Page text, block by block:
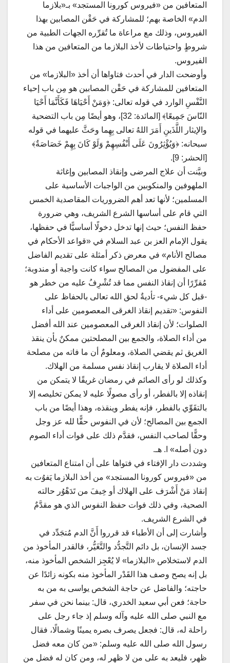
المتعافين من «فيروس كورونا المستجد» بـ«بلازما
الدم» الخاصة بهم؛ للمشاركة في حَقْن المصابين بهذا
الفيروس، وذلك مع مراعاة ما تُقرِّره الجهات الطبية من
شروطٍ واحتياطات لأخذ البلازما من المتعافين من هذا
الفيروس.
وأوضحت الدار في أحدث فتاواها أن أخذ «البلازما» من
المتعافين للمشاركة في حَقْن المصابين هو مِن باب إحياء
النَّفْسِ الوارد في قوله تعالى: ﴿وَمَنْ أَحْيَاهَا فَكَأَنَّمَا أَحْيَا
النّاسَ جَمِيعًا﴾ [المائدة: 32]، وهو أيضًا مِن باب التضحية
والإيثار اللَّذَينِ أَمَرَ اللهُ تعالى بِهِما وحَثَّ عليهما في قوله
سبحانه: ﴿وَيُؤْثِرُونَ عَلَى أَنْفُسِهِمْ وَلَوْ كَانَ بِهِمْ خَصَاصَةٌ﴾
[الحشر: 9].
وبيَّنت أن علاج المرضى وإنقاذ المصابين وإغاثة
الملهوفين والمنكوبين من الواجبات الأساسية على
المسلمين؛ لأنها تعد أهم الضروريات المقاصدية الخمس
التي قام على أساسها الشرع الشريف، وهي ضرورة
حفظ النفس؛ حيث إنها تدخل دخولًا أساسيًّا في حفظها،
يقول الإمام العز بن عبد السلام في «قواعد الأحكام في
مصالح الأنام» في معرض ذكر أمثلة على تقديم الفاضل
على المفضول من المصالح سواء كانت واجبة أو مندوبة؛
مُقرِّرًا أن إنقاذ النفس مما قد تُشْرِفُ عليه من خطر هو
-قبل كل شيء- تأديةٌ لحق الله تعالى بالحفاظ على
النفوس: «تقديم إنقاذ الغرقى المعصومين على أداء
الصلوات؛ لأن إنقاذ الغرقى المعصومين عند الله أفضل
من أداء الصلاة، والجمع بين المصلحتين ممكنٌ بأن ينقذ
الغريق ثم يقضي الصلاة، ومعلومٌ أن ما فاته من مصلحة
أداء الصلاة لا يقارب إنقاذ نفس مسلمة من الهلاك.
وكذلك لو رأى الصائم في رمضان غريقًا لا يتمكن من
إنقاذه إلا بالفطر، أو رأى مصولًا عليه لا يمكن تخليصه إلا
بالتقَوِّي بالفطر، فإنه يفطر وينقذه، وهذا أيضًا من باب
الجمع بين المصالح؛ لأن في النفوس حقًّا لله عز وجل
وحقًّا لصاحب النفس، فقدَّم ذلك على فوات أداء الصوم
دون أصله» ا. هـ.
وشددت دار الإفتاء في فتواها على أن امتناع المتعافين
من «فيروس كورونا المستجد» من أخذ البلازما يَفوُت به
إنقاذ مَنْ أَشْرَف على الهلاك أو خِيفَ من تَدَهْوُر حالته
الصحية، وفي ذلك فوات حفظ النفوس الذي هو مقدَّمٌ
في الشرع الشريف.
وأشارت إلى أن الأطباء قد قرروا أَنَّ الدم مُتجَدِّد في
جسد الإنسان، بل دائم التَّجدُّد والتَّغَيُّر، فالقدر المأخوذ من
الدم لاستخلاص «البلازما» لا يُعْجِز الشخص المأخوذ منه،
بل إنه يصح وصف هذا القَدْر المأخوذ منه بكونه زائدًا عن
حاجته؛ والفاضل عن حاجة الشخص يواسى به من به
حاجة؛ فعن أبي سعيد الخدري، قال: بينما نحن في سفر
مع النبي صلى الله عليه وآله وسلم إذ جاء رجل على
راحلة له، قال: فجعل يصرف بصره يمينًا وشمالًا، فقال
رسول الله صلى الله عليه وسلم: «من كان معه فضل
ظهر، فليعد به على من لا ظهر له، ومن كان له فضل من